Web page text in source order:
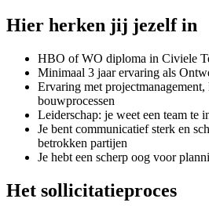
Hier herken jij jezelf in
HBO of WO diploma in Civiele
Minimaal 3 jaar ervaring als
Ervaring met
bouwprocessen
Leiderschap: je weet een team te
Je bent communicatief sterk en
betrokken partijen
Je hebt een scherp oog voor
Het sollicitatieproces